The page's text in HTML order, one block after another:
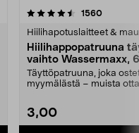
1560
Hiilihapotuslaitteet &
Hiilihappopatruuna
vaihto Wassermaxx,
Täyttöpatruuna, joka
myymälästä – muista
3,00
4.5viidestä